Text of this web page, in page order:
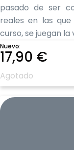
pasado de ser
reales en las
curso, se juegan la
¿Sobrevivirán
la guerra en el
dobles juegos?
«Pedro Urvi ha
imponente figura
principal. […]
peligrosas
Nuevo:
17,90 €
Agotado